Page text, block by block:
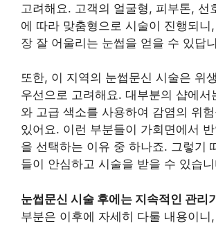
고려해요. 고객의 얼굴형, 피부톤, 선
에 따라 맞춤형으로 시술이 진행되니
장 잘 어울리는 눈썹을 얻을 수 있답
또한, 이 지역의 눈썹문신 시술은 위
우선으로 고려해요. 대부분의 샵에서
와 고급 색소를 사용하여 감염의 위
있어요. 이런 부분들이 가회면에서
을 선택하는 이유 중 하나죠. 그렇기
들이 안심하고 시술을 받을 수 있습
눈썹문신 시술 후에는 지속적인 관리
부분은 이후에 자세히 다룰 내용이니